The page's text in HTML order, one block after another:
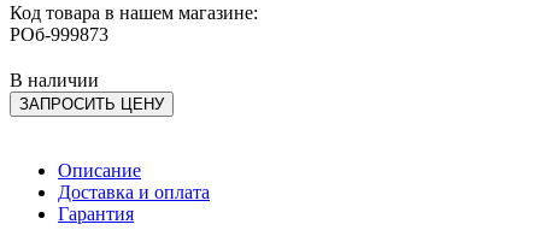
Код товара в нашем магазине:
РОб-999873
В наличии
ЗАПРОСИТЬ ЦЕНУ
Описание
Доставка и оплата
Гарантия